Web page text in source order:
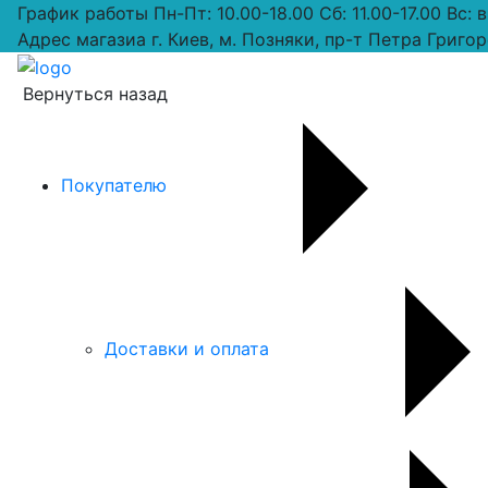
График работы Пн-Пт: 10.00-18.00 Сб: 11.00-17.00 Вс:
Адрес магазиа г. Киев, м. Позняки, пр-т Петра
Вернуться назад
Покупателю
Доставки и оплата